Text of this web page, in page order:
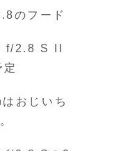
のフード
f/2.8 S II
おじいち